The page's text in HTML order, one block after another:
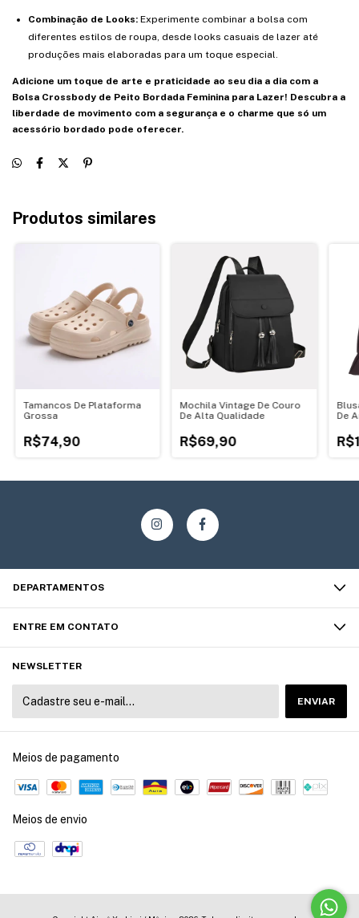
Combinação de Looks: Experimente combinar a bolsa com
diferentes estilos de roupa, desde looks casuais de lazer até
produções mais elaboradas para um toque especial.
Adicione um toque de arte e praticidade ao seu dia a dia com a
Bolsa Crossbody de Peito Bordada Feminina para Lazer! Descubra a
liberdade de movimento com a segurança e o charme que só um
acessório bordado pode oferecer.
Produtos similares
Tamancos De Plataforma
Grossa
R$74,90
Mochila Vintage De Couro
De Alta Qualidade
R$69,90
De
DEPARTAMENTOS
ENTRE EM CONTATO
NEWSLETTER
Meios de pagamento
Meios de envio